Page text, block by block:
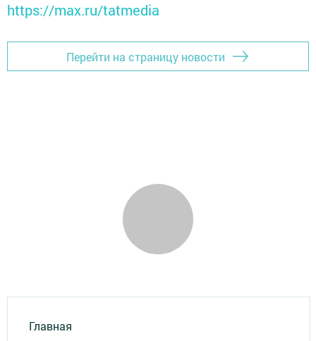
https://max.ru/tatmedia
Перейти на страницу новости
Главная